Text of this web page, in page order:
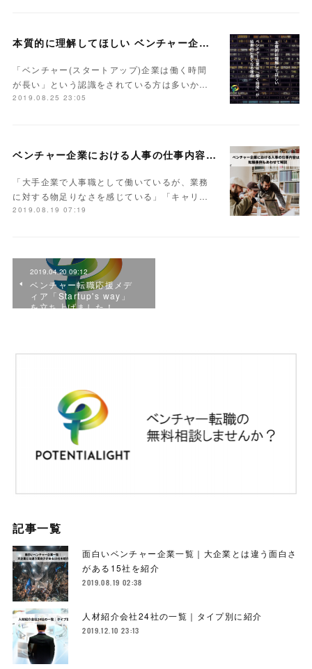
本質的に理解してほしい ベンチャー企業は「働く時間」が結果的に長くなる理由
「ベンチャー(スタートアップ)企業は働く時間
が長い」という認識をされている方は多いか…
2019.08.25 23:05
ベンチャー企業における人事の仕事内容は？転職事例もあわせて解説
「大手企業で人事職として働いているが、業務
に対する物足りなさを感じている」「キャリ…
2019.08.19 07:19
2019.04.20 09:12
ベンチャー転職応援メデ
ィア「Startup's way」
を立ち上げました！
記事一覧
面白いベンチャー企業一覧｜大企業とは違う面白さ
がある15社を紹介
2019.08.19 02:38
人材紹介会社24社の一覧｜タイプ別に紹介
2019.12.10 23:13